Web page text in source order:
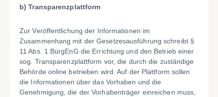
b) Transparenzplattform
Zur Veröffentlichung der Informationen im
Zusammenhang mit der Gesetzesausführung schreibt §
11 Abs. 1 BürgEnG die Errichtung und den Betrieb einer
sog. Transparenzplattform vor, die durch die zuständige
Behörde online betrieben wird. Auf der Plattform sollen
die Informationen über das Vorhaben und die
Genehmigung, die der Vorhabenträger einreichen muss,